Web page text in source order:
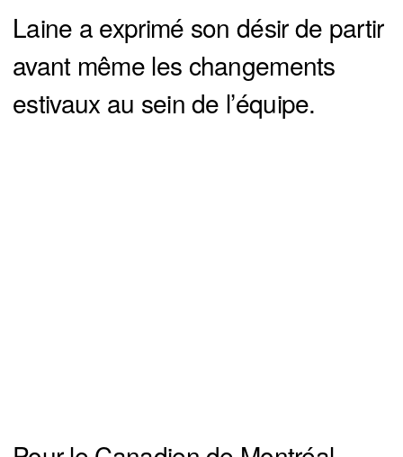
Laine a exprimé son désir de partir
avant même les changements
estivaux au sein de l’équipe.